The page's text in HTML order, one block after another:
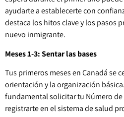
ayudarte a establecerte con
destaca los hitos clave y los pasos
nuevo inmigrante.
Meses 1-3: Sentar las bases
Tus primeros meses en Canadá se
orientación y la organización
fundamental solicitar tu Número de
registrarte en el sistema de salud